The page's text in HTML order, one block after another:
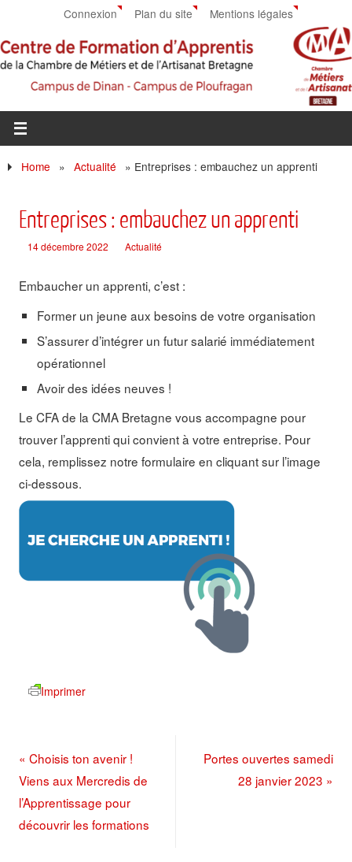
Connexion Plan du site Mentions légales
Home » Actualité » Entreprises : embauchez un apprenti
Entreprises : embauchez un apprenti
14 décembre 2022 Actualité
Embaucher un apprenti, c’est :
Former un jeune aux besoins de votre organisation
S’assurer d’intégrer un futur salarié immédiatement
opérationnel
Avoir des idées neuves !
Le CFA de la CMA Bretagne vous accompagne pour
trouver l’apprenti qui convient à votre entreprise. Pour
cela, remplissez notre formulaire en cliquant sur l’image
ci-dessous.
Imprimer
« Choisis ton avenir !
Viens aux Mercredis de
l’Apprentissage pour
découvrir les formations
Portes ouvertes samedi
28 janvier 2023 »